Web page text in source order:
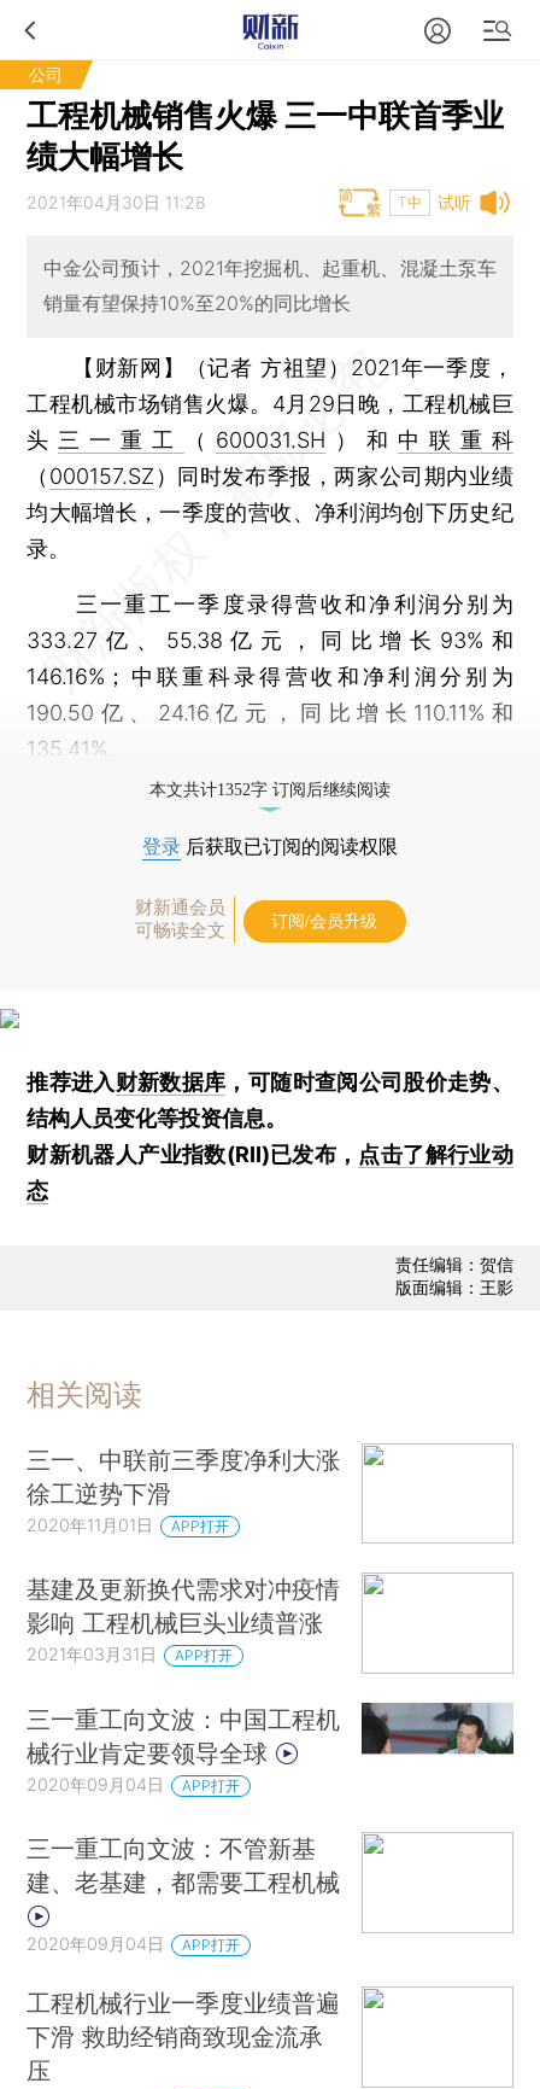
公司
工程机械销售火爆 三一中联首季业
绩大幅增长
试听
2021年04月30日 11:28 T中
中金公司预计，2021年挖掘机、起重机、混凝土泵车
销量有望保持10%至20%的同比增长
【财新网】（记者 方祖望） 2021年一季度，
工程机械市场销售火爆。4月29日晚，工程机械巨
头 三一重工 （ 600031.SH ）和 中联重科
（ 000157.SZ ）同时发布季报，两家公司期内业绩
均大幅增长，一季度的营收、净利润均创下历史纪
录。
三一重工一季度录得营收和净利润分别为
333.27亿、55.38亿元，同比增长93%和
146.16%；中联重科录得营收和净利润分别为
190.50亿、24.16亿元，同比增长110.11%和
135.41%。
本文共计1352字 订阅后继续阅读
登录 后获取已订阅的阅读权限
财新通会员
可畅读全文
订阅/会员升级
推荐进入财新数据库 ，可随时查阅公司股价走势、
结构人员变化等投资信息。
财新机器人产业指数(RII)已发布， 点击了解行业动
态
责任编辑：贺信
版面编辑：王影
相关阅读
三一、中联前三季度净利大涨
徐工逆势下滑
2020年11月01日 APP打开
基建及更新换代需求对冲疫情
影响 工程机械巨头业绩普涨
2021年03月31日 APP打开
三一重工向文波：中国工程机
械行业肯定要领导全球
2020年09月04日 APP打开
三一重工向文波：不管新基
建、老基建，都需要工程机械
2020年09月04日 APP打开
工程机械行业一季度业绩普遍
下滑 救助经销商致现金流承
压